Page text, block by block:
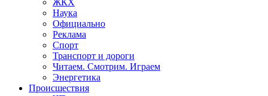
ЖКХ
Наука
Официально
Реклама
Спорт
Транспорт и дороги
Читаем. Смотрим. Играем
Энергетика
Происшествия